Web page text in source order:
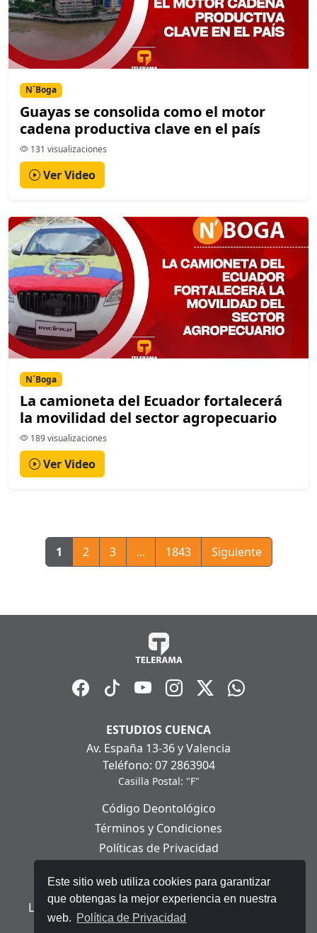
Este sitio web utiliza cookies para garantizar
que obtengas la mejor experiencia en nuestra
web. Política de Privacidad
N´Boga
Guayas se consolida como el motor
cadena productiva clave en el país
131 visualizaciones
Ver Video
N´Boga
La camioneta del Ecuador fortalecerá
la movilidad del sector agropecuario
189 visualizaciones
Ver Video
1 2 3 ... 1843 Siguiente
ESTUDIOS CUENCA
Av. España 13-36 y Valencia
Teléfono: 07 2863904
Casilla Postal: "F"
Código Deontológico
Términos y Condiciones
Políticas de Privacidad
Aviso Legal
Ley Orgánica de Protección de Datos Personales